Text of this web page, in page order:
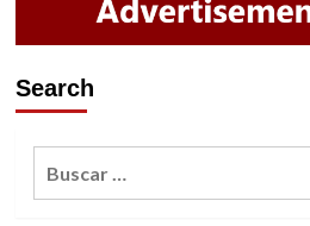
generación
1975-
visita
Search